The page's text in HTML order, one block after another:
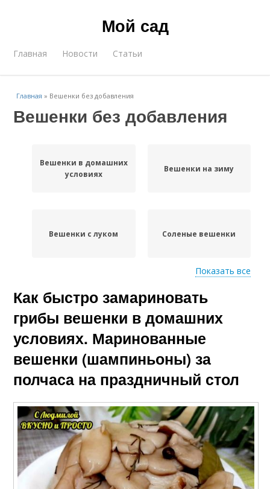
Мой сад
Главная Новости Статьи
Главная » Вешенки без добавления
Вешенки без добавления
Вешенки в домашних
условиях
Вешенки на зиму
Вешенки с луком Соленые вешенки
Вешенки по быстрому
рецепту
Сырые вешенки
Жареные вешенки Вешенки с лимоном
Маринад для
вешенок
Вешенки с фото
Показать все
Как быстро замариновать
грибы вешенки в домашних
условиях. Маринованные
вешенки (шампиньоны) за
полчаса на праздничный стол